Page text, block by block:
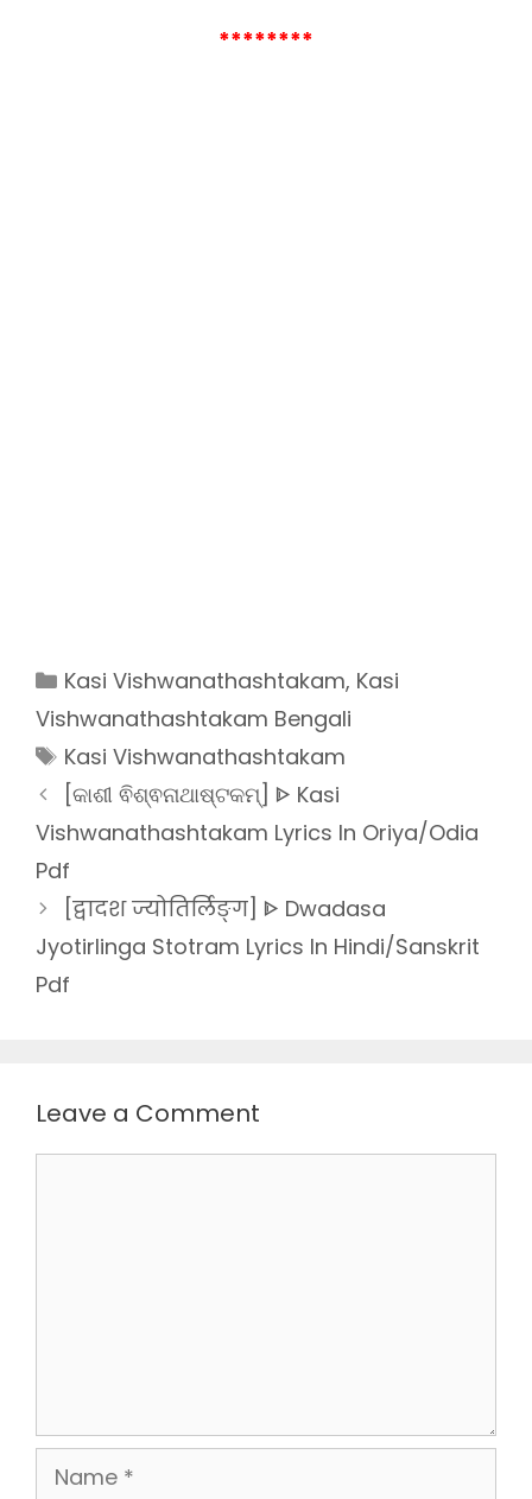
********
Categories
Kasi Vishwanathashtakam, Kasi
Vishwanathashtakam Bengali
Tags
Kasi Vishwanathashtakam
[କାଶୀ ଵିଶ୍ଵନାଥାଷ୍ଟକମ୍] ᐈ Kasi
Vishwanathashtakam Lyrics In Oriya/Odia
Pdf
[द्वादश ज्योतिर्लिङ्ग] ᐈ Dwadasa
Jyotirlinga Stotram Lyrics In Hindi/Sanskrit
Pdf
Leave a Comment
Name